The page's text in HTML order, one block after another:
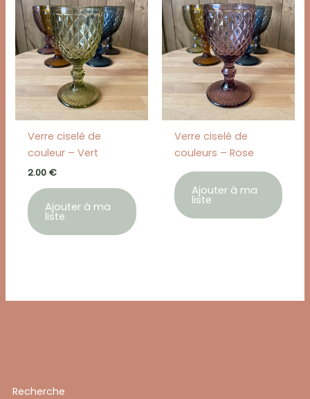
Recherche
Verre ciselé de
couleur – Vert
2.00 €
Ajouter à ma
liste
Verre ciselé de
couleurs – Rose
Ajouter à ma
liste